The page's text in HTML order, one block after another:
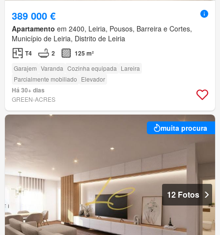
389 000 €
Apartamento em 2400, Leiria, Pousos, Barreira e Cortes,
Município de Leiria, Distrito de Leiria
T4 2 125 m²
Garajem Varanda Cozinha equipada Lareira
Parcialmente mobiliado Elevador
Há 30+ dias
GREEN-ACRES
muita procura
12 Fotos